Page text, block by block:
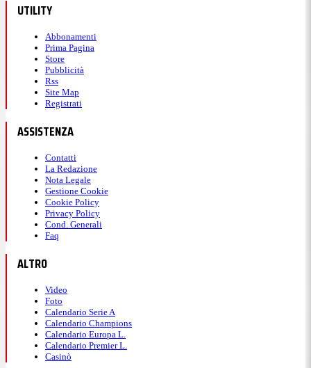
UTILITY
Abbonamenti
Prima Pagina
Store
Pubblicità
Rss
Site Map
Registrati
ASSISTENZA
Contatti
La Redazione
Nota Legale
Gestione Cookie
Cookie Policy
Privacy Policy
Cond. Generali
Faq
ALTRO
Video
Foto
Calendario Serie A
Calendario Champions
Calendario Europa L.
Calendario Premier L.
Casinò